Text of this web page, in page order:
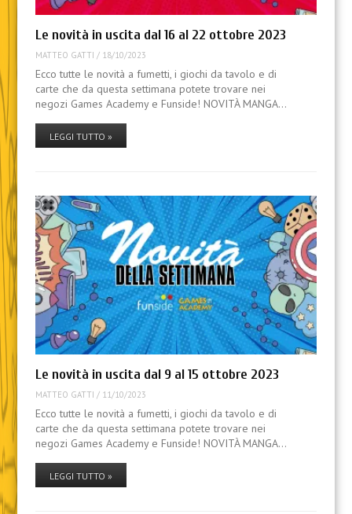
Le novità in uscita dal 16 al 22 ottobre 2023
MATTEO GATTI / 18/10/2023
Ecco tutte le novità a fumetti, i giochi da tavolo e di
carte che da questa settimana potete trovare nei
negozi Games Academy e Funside! NOVITÀ MANGA…
LEGGI TUTTO »
Le novità in uscita dal 9 al 15 ottobre 2023
MATTEO GATTI / 11/10/2023
Ecco tutte le novità a fumetti, i giochi da tavolo e di
carte che da questa settimana potete trovare nei
negozi Games Academy e Funside! NOVITÀ MANGA…
LEGGI TUTTO »